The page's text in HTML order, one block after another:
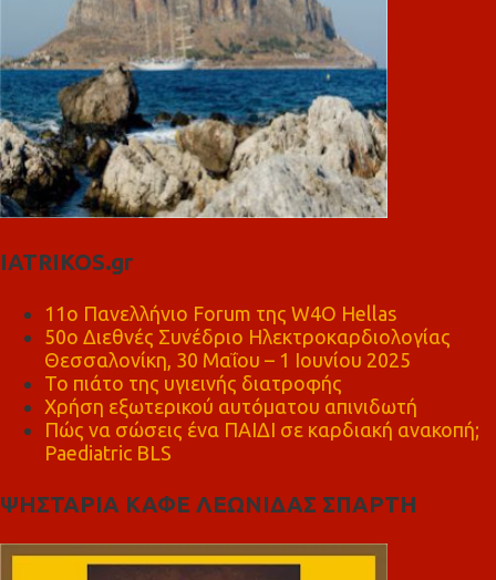
IATRIKOS.gr
11ο Πανελλήνιο Forum της W4O Hellas
50ο Διεθνές Συνέδριο Ηλεκτροκαρδιολογίας
Θεσσαλονίκη, 30 Μαΐου – 1 Ιουνίου 2025
Το πιάτο της υγιεινής διατροφής
Χρήση εξωτερικού αυτόματου απινιδωτή
Πώς να σώσεις ένα ΠΑΙΔΙ σε καρδιακή ανακοπή;
Paediatric BLS
ΨΗΣΤΑΡΙΑ ΚΑΦΕ ΛΕΩΝΙΔΑΣ ΣΠΑΡΤΗ